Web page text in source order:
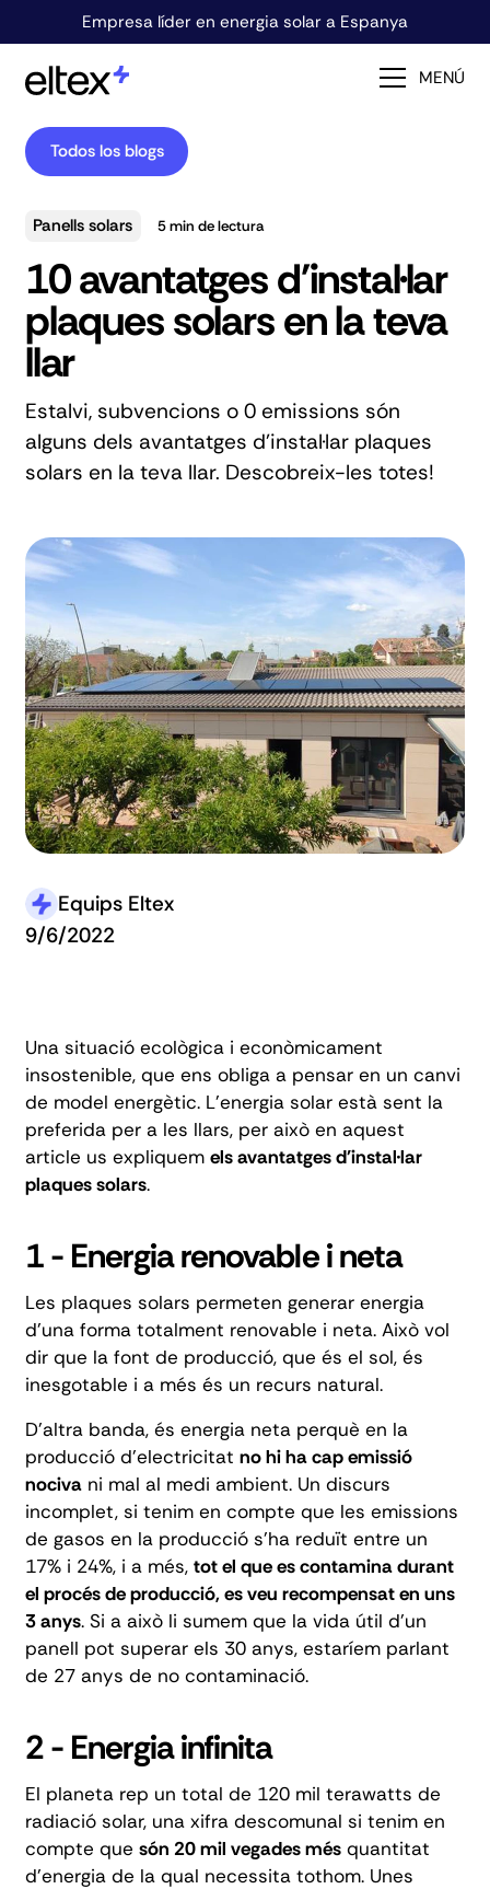
Empresa líder en energia solar a Espanya
MENÚ
Todos los blogs
Panells solars 5min de lectura
10 avantatges d'instal·lar
plaques solars en la teva
llar
Estalvi, subvencions o 0 emissions són
alguns dels avantatges d'instal·lar plaques
solars en la teva llar. Descobreix-les totes!
Equips Eltex
9/6/2022
Una situació ecològica i econòmicament
insostenible, que ens obliga a pensar en un canvi
de model energètic. L'energia solar està sent la
preferida per a les llars, per això en aquest
article us expliquem els avantatges d'instal·lar
plaques solars.
1 - Energia renovable i neta
Les plaques solars permeten generar energia
d'una forma totalment renovable i neta. Això vol
dir que la font de producció, que és el sol, és
inesgotable i a més és un recurs natural.
D'altra banda, és energia neta perquè en la
producció d'electricitat no hi ha cap emissió
nocivani mal al medi ambient. Un discurs
incomplet, si tenim en compte que les emissions
de gasos en la producció s'ha reduït entre un
17% i 24%, i a més, tot el que es contamina durant
el procés de producció, es veu recompensat en uns
3 anys. Si a això li sumem que la vida útil d'un
panell pot superar els 30 anys, estaríem parlant
de 27 anys de no contaminació.
2 - Energia infinita
El planeta rep un total de 120 mil terawatts de
radiació solar, una xifra descomunal si tenim en
compte que són 20 mil vegades mésquantitat
d'energia de la qual necessita tothom. Unes